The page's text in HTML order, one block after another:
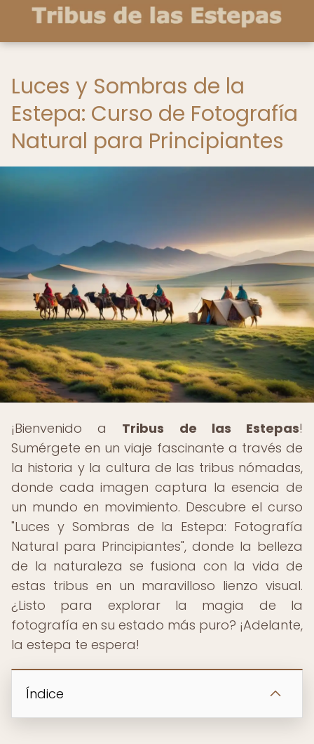
Luces y Sombras de la
Estepa: Curso de Fotografía
Natural para Principiantes
¡Bienvenido a Tribus de las Estepas!
Sumérgete en un viaje fascinante a través de
la historia y la cultura de las tribus nómadas,
donde cada imagen captura la esencia de
un mundo en movimiento. Descubre el curso
"Luces y Sombras de la Estepa: Fotografía
Natural para Principiantes", donde la belleza
de la naturaleza se fusiona con la vida de
estas tribus en un maravilloso lienzo visual.
¿Listo para explorar la magia de la
fotografía en su estado más puro? ¡Adelante,
la estepa te espera!
Índice